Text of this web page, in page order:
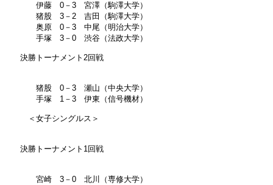
伊藤 0－3 宮澤（駒澤大学）
猪股 3－2 吉田（駒澤大学）
奥原 0－3 中尾（明治大学）
手塚 3－0 渋谷（法政大学）
決勝トーナメント2回戦
猪股 0－3 瀬山（中央大学）
手塚 1－3 伊東（信号機材）
＜女子シングルス＞
決勝トーナメント1回戦
宮崎 3－0 北川（専修大学）